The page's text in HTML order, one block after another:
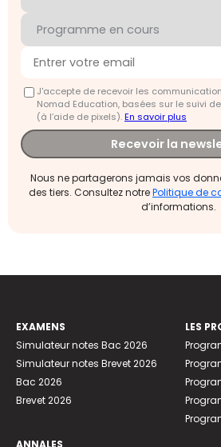
J'accepte de recevoir les
Nomad Education, basées sur le suivi
(à l’aide de pixels).En savoir plus
Recevoir la
Nous ne partagerons jamais vos
des tiers. Consultez notrePolitique de
d’informations.
EXAMENS
Simulateur notes Bac 2026
Simulateur notes Brevet 2026
Bac 2026
Brevet 2026
ANNALES
LES